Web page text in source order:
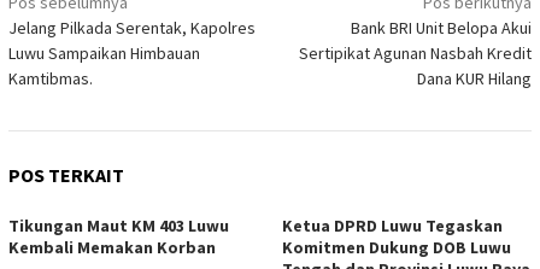
pos
Jelang Pilkada Serentak, Kapolres
Luwu Sampaikan Himbauan
Kamtibmas.
Bank BRI Unit Belopa Akui
Sertipikat Agunan Nasbah Kredit
Dana KUR Hilang
POS TERKAIT
Tikungan Maut KM 403 Luwu
Kembali Memakan Korban
Ketua DPRD Luwu Tegaskan
Komitmen Dukung DOB Luwu